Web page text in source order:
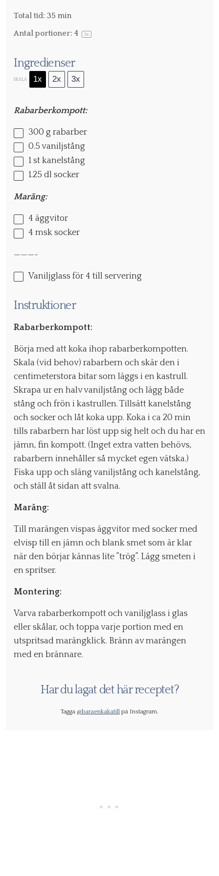
Total tid: 35 min
Antal portioner: 4 1x
Ingredienser
SKALA 1x 2x 3x
Rabarberkompott:
300 g rabarber
0.5 vaniljstång
1 st kanelstång
1.25 dl socker
Maräng:
4 äggvitor
4 msk socker
———-
Vaniljglass för 4 till servering
Instruktioner
Rabarberkompott:
Börja med att koka ihop rabarberkompotten.
Skala (vid behov) rabarbern och skär den i
centimeterstora bitar som läggs i en kastrull.
Skrapa ur en halv vaniljstång och lägg både
stång och frön i kastrullen. Tillsätt kanelstång
och socker och låt koka upp. Koka i ca 20 min
tills rabarbern har löst upp sig helt och du har en
jämn, fin kompott. (Inget extra vatten behövs,
rabarbern innehåller så mycket egen vätska.)
Fiska upp och släng vaniljstång och kanelstång,
och ställ åt sidan att svalna.
Maräng:
Till marängen vispas äggvitor med socker med
elvisp till en jämn och blank smet som är klar
när den börjar kännas lite ”trög”. Lägg smeten i
en spritser.
Montering:
Varva rabarberkompott och vaniljglass i glas
eller skålar, och toppa varje portion med en
utspritsad marängklick. Bränn av marängen
med en brännare.
Har du lagat det här receptet?
Tagga @baraenkakatill på Instagram.